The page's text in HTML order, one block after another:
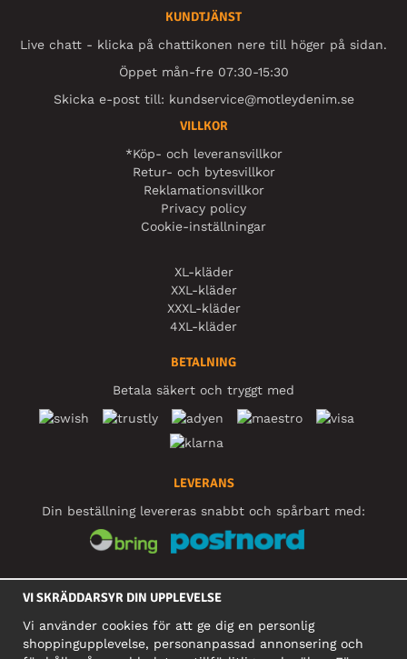
KUNDTJÄNST
Live chatt - klicka på chattikonen nere till höger på sidan.
Öppet mån-fre 07:30-15:30
Skicka e-post till: kundservice@motleydenim.se
VILLKOR
*Köp- och leveransvillkor
Retur- och bytesvillkor
Reklamationsvillkor
Privacy policy
Cookie-inställningar
XL-kläder
XXL-kläder
XXXL-kläder
4XL-kläder
BETALNING
Betala säkert och tryggt med
LEVERANS
Din beställning levereras snabbt och spårbart med:
VI SKRÄDDARSYR DIN UPPLEVELSE
Vi använder cookies för att ge dig en personlig
shoppingupplevelse, personanpassad annonsering och